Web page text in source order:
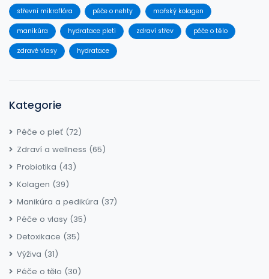
střevní mikroflóra péče o nehty mořský kolagen
manikúra hydratace pleti zdraví střev péče o tělo
zdravé vlasy hydratace
Kategorie
Péče o pleť (72)
Zdraví a wellness (65)
Probiotika (43)
Kolagen (39)
Manikúra a pedikúra (37)
Péče o vlasy (35)
Detoxikace (35)
Výživa (31)
Péče o tělo (30)